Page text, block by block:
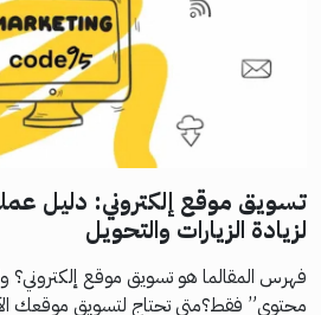
لزيادة الزيارات والتحويل
فهرس المقالما هو تسويق موقع إلكتروني؟
محتوى” فقط؟متى تحتاج لتسويق موقعك